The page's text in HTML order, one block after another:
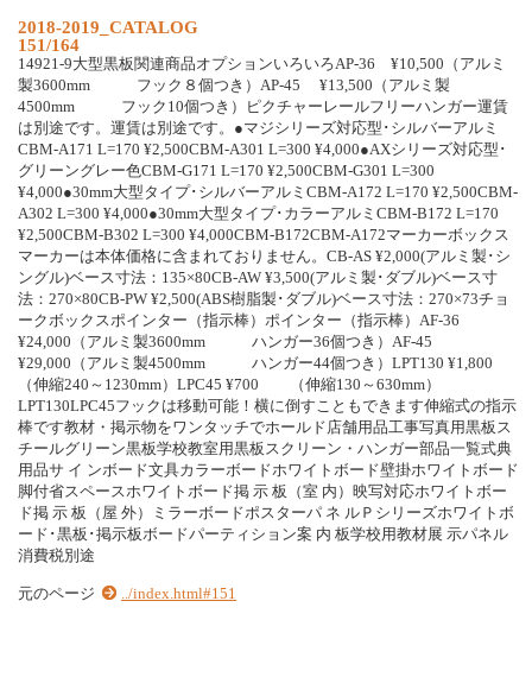
2018-2019_CATALOG
151/164
14921-9大型黒板関連商品オプションいろいろAP-36 ¥10,500（アルミ
製3600mm フック８個つき）AP-45 ¥13,500（アルミ製
4500mm フック10個つき）ピクチャーレールフリーハンガー運賃
は別途です。運賃は別途です。●マジシリーズ対応型･シルバーアルミ
CBM-A171 L=170 ¥2,500CBM-A301 L=300 ¥4,000●AXシリーズ対応型･
グリーングレー色CBM-G171 L=170 ¥2,500CBM-G301 L=300
¥4,000●30mm大型タイプ･シルバーアルミCBM-A172 L=170 ¥2,500CBM-
A302 L=300 ¥4,000●30mm大型タイプ･カラーアルミCBM-B172 L=170
¥2,500CBM-B302 L=300 ¥4,000CBM-B172CBM-A172マーカーボックス
マーカーは本体価格に含まれておりません。CB-AS ¥2,000(アルミ製･シ
ングル)ベース寸法：135×80CB-AW ¥3,500(アルミ製･ダブル)ベース寸
法：270×80CB-PW ¥2,500(ABS樹脂製･ダブル)ベース寸法：270×73チョ
ークボックスポインター（指示棒）ポインター（指示棒）AF-36
¥24,000（アルミ製3600mm ハンガー36個つき）AF-45
¥29,000（アルミ製4500mm ハンガー44個つき）LPT130 ¥1,800
（伸縮240～1230mm）LPC45 ¥700 （伸縮130～630mm）
LPT130LPC45フックは移動可能！横に倒すこともできます伸縮式の指示
棒です教材・掲示物をワンタッチでホールド店舗用品工事写真用黒板ス
チールグリーン黒板学校教室用黒板スクリーン・ハンガー部品一覧式典
用品サ イ ンボード文具カラーボードホワイトボード壁掛ホワイトボード
脚付省スペースホワイトボード掲 示 板（室 内）映写対応ホワイトボー
ド掲 示 板（屋 外）ミラーボードポスターパ ネ ルＰシリーズホワイトボ
ード･黒板･掲示板ボードパーティション案 内 板学校用教材展 示パネル
消費税別途
元のページ ../index.html#151